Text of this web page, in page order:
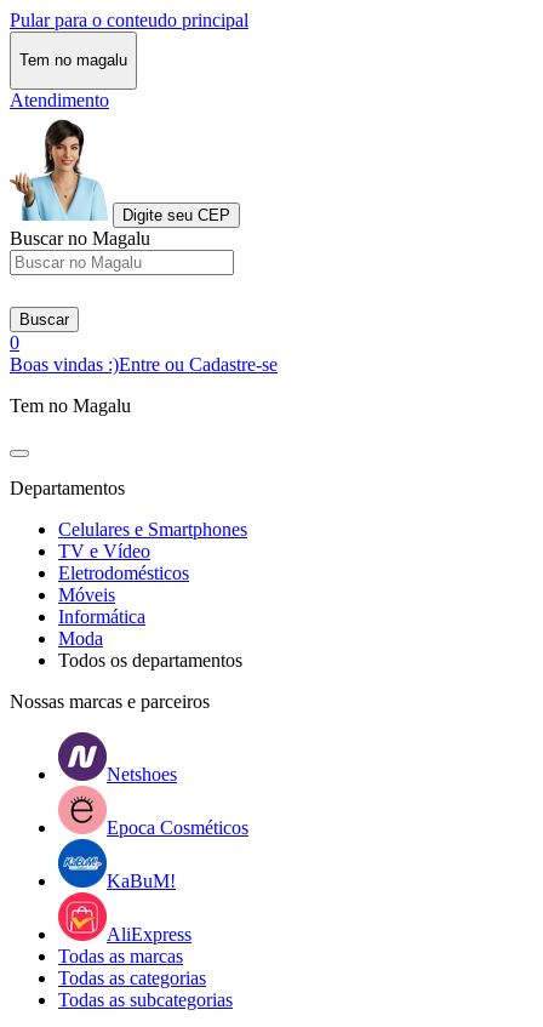
Pular para o conteudo principal
Tem no magalu
Atendimento
Digite seu CEP
Buscar no Magalu
Buscar
0
Boas vindas :)Entre ou Cadastre-se
Tem no Magalu
Departamentos
Celulares e Smartphones
TV e Vídeo
Eletrodomésticos
Móveis
Informática
Moda
Todos os departamentos
Nossas marcas e parceiros
Netshoes
Epoca Cosméticos
KaBuM!
AliExpress
Todas as marcas
Todas as categorias
Todas as subcategorias